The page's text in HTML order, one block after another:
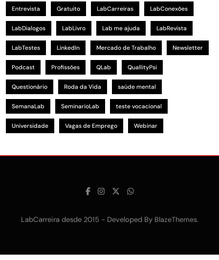
Entrevista Gratuito LabCarreiras LabConexões
LabDialogos LabLivro Lab me ajuda LabRevista
LabTestes LinkedIn Mercado de Trabalho Newsletter
Podcast Profissões QLab QuallityPsi
Questionário Roda da Vida saúde mental
SemanaLab SeminarioLab teste vocacional
Universidade Vagas de Emprego Webinar
LabCarreira desde 2015 - Developed By BlazeThemes.